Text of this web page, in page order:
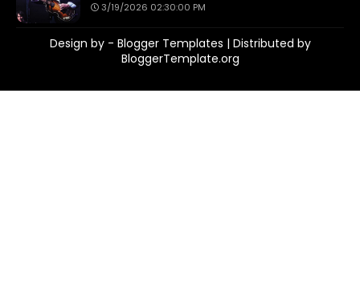
3/19/2026 02:30:00 PM
Design by - Blogger Templates | Distributed by
BloggerTemplate.org